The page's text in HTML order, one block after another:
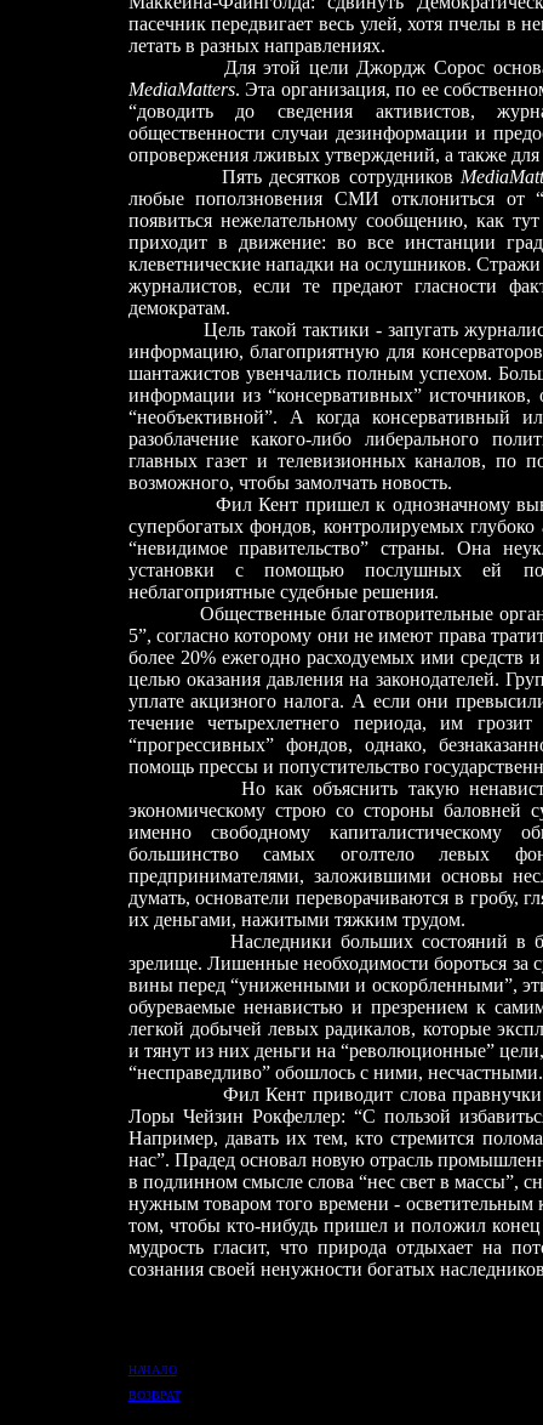
пасечник передвигает весь улей, хотя пчелы в
летать в разных направлениях.
Для этой цели Джордж Сорос
MediaMatters. Эта организация, по ее
“доводить до сведения активистов,
общественности случаи дезинформации и
опровержения лживых утверждений, а также для
Пять десятков сотрудников
любые поползновения СМИ отклониться от
появиться нежелательному сообщению, как
приходит в движение: во все инстанции
клеветнические нападки на ослушников.
журналистов, если те предают гласности
демократам.
Цель такой тактики -запугать
информацию, благоприятную для
шантажистов увенчались полным успехом.
информации из “консервативных” источников,
“необъективной”. А когда консервативный
разоблачение какого-либо либерального
главных газет и телевизионных каналов, по
возможного, чтобы замолчать новость.
Фил Кент пришел к однозначному
супербогатых фондов, контролируемых
“невидимое правительство” страны. Она
установки с помощью послушных ей
неблагоприятные судебные решения.
Общественные благотворительные
5”, согласно которому они не имеют права
более 20% ежегодно расходуемых ими средств
целью оказания давления на законодателей.
уплате акцизного налога. А если они
течение четырехлетнего периода, им
“прогрессивных” фондов, однако,
помощь прессы и попустительство
Но как объяснить такую
экономическому строю со стороны баловней
именно свободному капиталистическому
большинство самых оголтело левых
предпринимателями, заложившими основы
думать, основатели переворачиваются в гробу,
их деньгами, нажитыми тяжким трудом.
Наследники больших состояний в
зрелище. Лишенные необходимости бороться за
вины перед “униженными и оскорбленными”,
обуреваемые ненавистью и презрением к
легкой добычей левых радикалов, которые
и тянут из них деньги на “революционные”
“несправедливо” обошлось с ними, несчастными.
Фил Кент приводит слова
Лоры Чейзин Рокфеллер: “С пользой
Например, давать их тем, кто стремится
нас”. Прадед основал новую отрасль
в подлинном смысле слова “нес свет в массы”,
нужным товаром того времени- осветительным
том, чтобы кто-нибудь пришел и положил
мудрость гласит, что природа отдыхает на
сознания своей ненужности богатых
НАЧАЛО
ВОЗВРАТ